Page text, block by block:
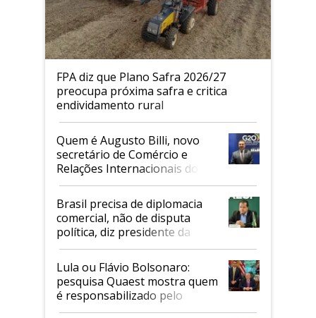
FPA diz que Plano Safra 2026/27
preocupa próxima safra e critica
endividamento rural
Quem é Augusto Billi, novo
secretário de Comércio e
Relações Internacionais do
Mapa
Brasil precisa de diplomacia
comercial, não de disputa
política, diz presidente da
Faesp
Lula ou Flávio Bolsonaro:
pesquisa Quaest mostra quem
é responsabilizado pelo
tarifaço dos EUA